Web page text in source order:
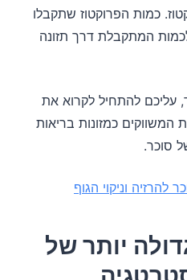
כמות הפרוקטוז שתקבלו
המתקבלת דרך תזונה
עליכם להתחיל לקרוא את
המשווקים כמזונות בריאות
סוכר.
יותר של